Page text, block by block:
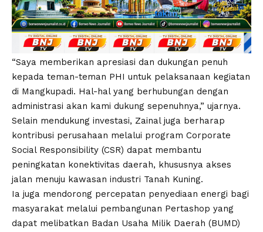
“Saya memberikan apresiasi dan dukungan penuh
kepada teman-teman PHI untuk pelaksanaan kegiatan
di Mangkupadi. Hal-hal yang berhubungan dengan
administrasi akan kami dukung sepenuhnya,” ujarnya.
Selain mendukung investasi, Zainal juga berharap
kontribusi perusahaan melalui program Corporate
Social Responsibility (CSR) dapat membantu
peningkatan konektivitas daerah, khususnya akses
jalan menuju kawasan industri Tanah Kuning.
Ia juga mendorong percepatan penyediaan energi bagi
masyarakat melalui pembangunan Pertashop yang
dapat melibatkan Badan Usaha Milik Daerah (BUMD)